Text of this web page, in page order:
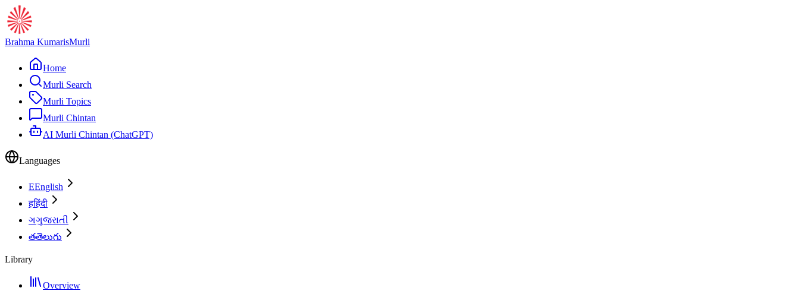
Brahma KumarisMurli
Home
Murli Search
Murli Topics
Murli Chintan
AI Murli Chintan (ChatGPT)
Languages
EEnglish
हहिंदी
ગગુજરાતી
తతెలుగు
Library
Overview